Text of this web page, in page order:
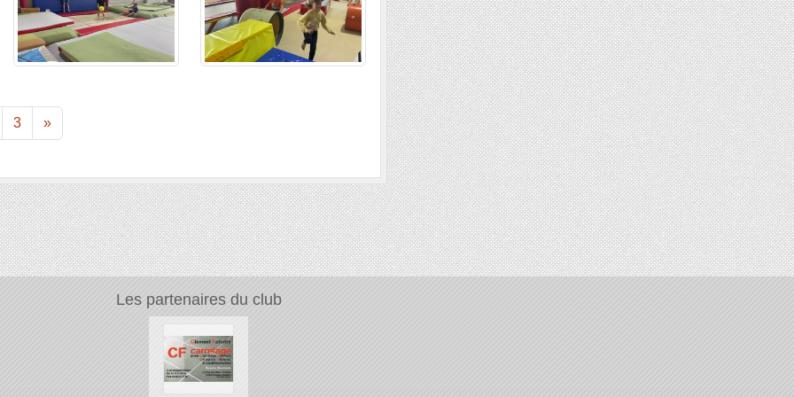
3 »
Les partenaires du club